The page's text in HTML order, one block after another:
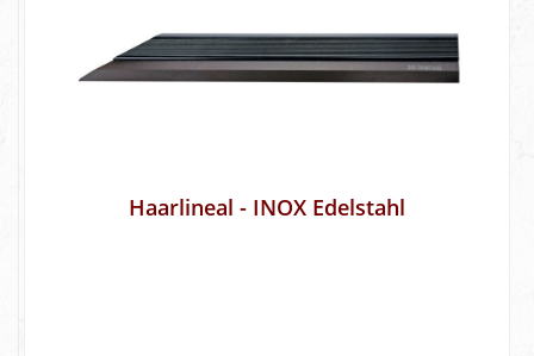
Haarlineal - INOX Edelstahl